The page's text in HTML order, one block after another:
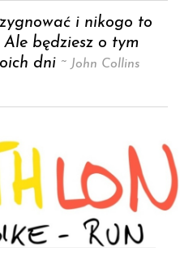
i nikogo to
Ale będziesz o tym
dni ~ John Collins